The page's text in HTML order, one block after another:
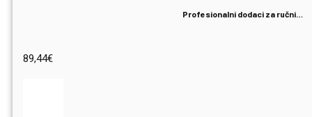
Profesionalni dodaci za ručni…
89,44€